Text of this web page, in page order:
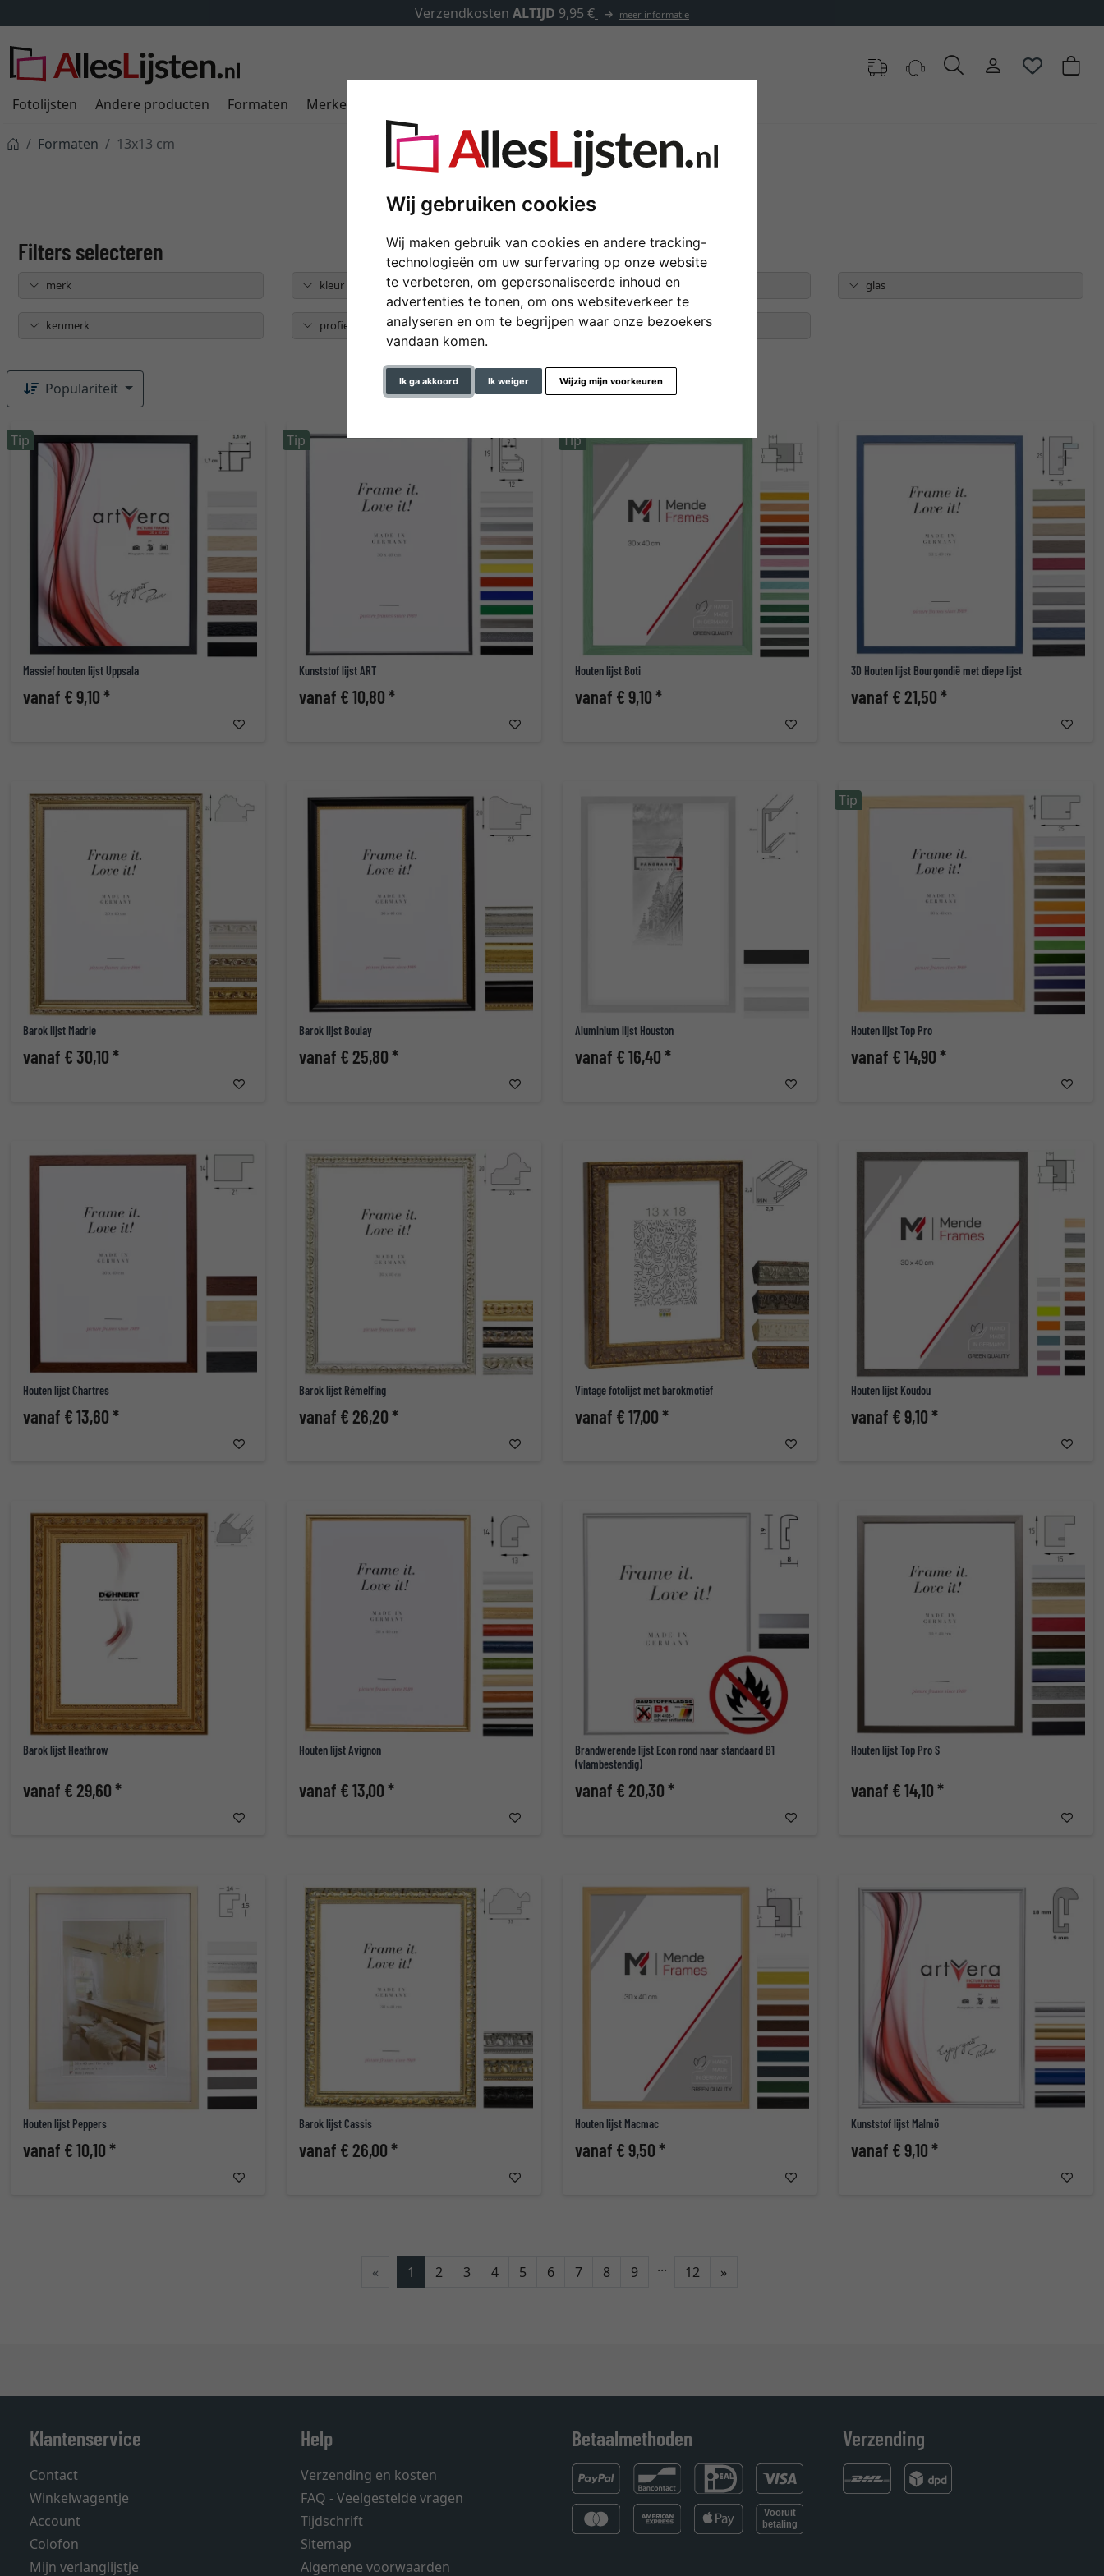
Wij gebruiken cookies
Wij maken gebruik van cookies en andere tracking-
technologieën om uw surfervaring op onze website
te verbeteren, om gepersonaliseerde inhoud en
advertenties te tonen, om ons websiteverkeer te
analyseren en om te begrijpen waar onze bezoekers
vandaan komen.
Ik ga akkoord Ik weiger Wijzig mijn voorkeuren
✓500.000 artikelen om uit te kiezen
Fotolijsten Andere producten Formaten Merken
Formaten 13x13 cm
13x13 cm
merk kleur lijsttype glas
kenmerk profielbreedte achterwand met sokkel
Populariteit
Massief houten lijst Uppsala
vanaf € 9,10 *
Tip
Kunststof lijst ART
vanaf € 10,80 *
Tip
Houten lijst Boti
vanaf € 9,10 *
Tip
3D Houten lijst Bourgondië met diepe lijst
vanaf € 21,50 *
Barok lijst Madrie
vanaf € 30,10 *
Barok lijst Boulay
vanaf € 25,80 *
Aluminium lijst Houston
vanaf € 16,40 *
Houten lijst Top Pro
vanaf € 14,90 *
Tip
Houten lijst Chartres
vanaf € 13,60 *
Barok lijst Rémelfing
vanaf € 26,20 *
Vintage fotolijst met barokmotief
vanaf € 17,00 *
Houten lijst Koudou
vanaf € 9,10 *
Barok lijst Heathrow
vanaf € 29,60 *
Houten lijst Avignon
vanaf € 13,00 *
Brandwerende lijst Econ rond naar standaard B1
(vlambestendig)
vanaf € 20,30 *
Houten lijst Top Pro S
vanaf € 14,10 *
Houten lijst Peppers
vanaf € 10,10 *
Barok lijst Cassis
vanaf € 26,00 *
Houten lijst Macmac
vanaf € 9,50 *
Kunststof lijst Malmö
vanaf € 9,10 *
« 1 2 3 4 5 6 7 8 9 ... 12 »Verder
Klantenservice
Contact
Winkelwagentje
Account
Colofon
Mijn verlanglijstje
Help
Verzending en kosten
FAQ - Veelgestelde vragen
Tijdschrift
Sitemap
Algemene voorwaarden
Betaalmethoden Verzending